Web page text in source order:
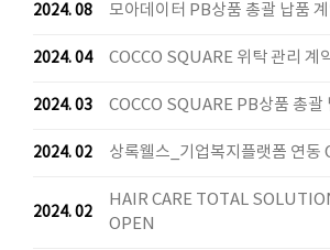
2024. 08 모아데이터 PB상품 총괄 납품
2024. 04 COCCO SQUARE 위탁 관리 계
2024. 03 COCCO SQUARE PB상품 총괄
2024. 02 상록웰스_기업복지플랫폼 연동
2024. 02
HAIR CARE TOTAL
OPEN